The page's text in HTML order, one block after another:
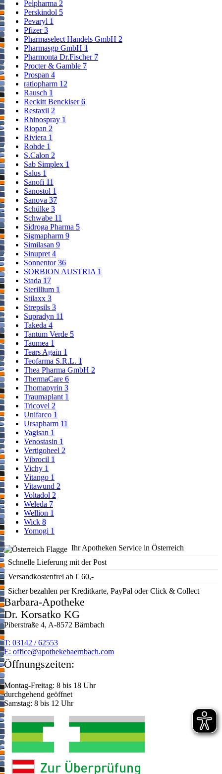
Pelpharma 2
Perskindol 5
Pevaryl 1
Pfizer3
Pharmaselect Handels GmbH 2
Pharmasgp GmbH 1
Pharmonta Dr.Fischer 7
Procter & Gamble 7
Prospan 4
ratiopharm 12
Rausch 1
Reckitt Benckiser6
Restaxil 2
Rhinospray 1
Riopan 2
Riviera 1
Rohde 1
S.Calon 2
Sab Simplex 1
Salus 1
Sanofi 11
Sanostol 1
Sanova 37
Schülke 3
Schwabe 11
Sidroga Pharma 5
Sigmapharm 9
Similasan 9
Sinupret4
Sonnentor36
SORBION AUSTRIA 1
Stada 17
Sterillium 1
Stilaxx 3
Strepsils 3
Supradyn 11
Takeda 4
Tantum Verde 5
Taumea 1
Tears Again 1
Teofarma S.R.L. 1
Thea Pharma GmbH 2
ThermaCare 6
Thomapyrin 3
Traumaplant 1
Tricovel 2
Unifarco 1
Ursapharm 11
Vagisan 1
Venostasin 1
Vertigoheel 2
Vibrocil 1
Vichy 1
Vitango 1
Vitawund 2
Voltadol 2
Weleda 7
Wellion 1
Wick 8
Yomogi 1
Ihr Apotheken Service in Österreich
Schnelle Lieferung mit der Post
Versandkostenfrei ab € 60,-
Sicher bezahlen per Kreditkarte, PayPal oder Click & Collect
Barbara-Apotheke
Dr. Korsatko KG
Piberstraße 4, A-8572 Bärnbach
T: 03142 / 62553
E: moc.hcabnreabekehtopa@eciffo
Öffnungszeiten:
Montag-Freitag: 8 bis 18 Uhr
durchgehend geöffnet
Samstag: 8 bis 12 Uhr